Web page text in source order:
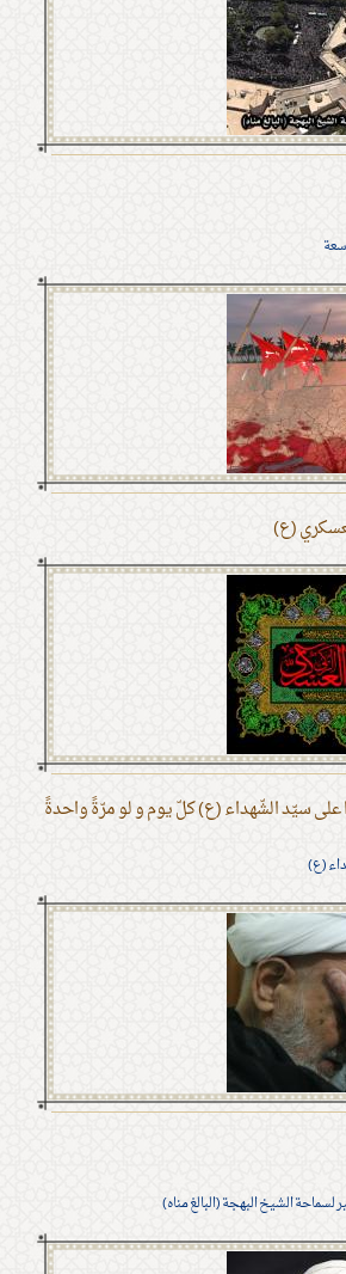
(ع)
على سيّد الشّهداء (ع) كلّ يوم و لو مرّةً واحدةً
(ع)
الشيخ البهجة (البالغ مناه)